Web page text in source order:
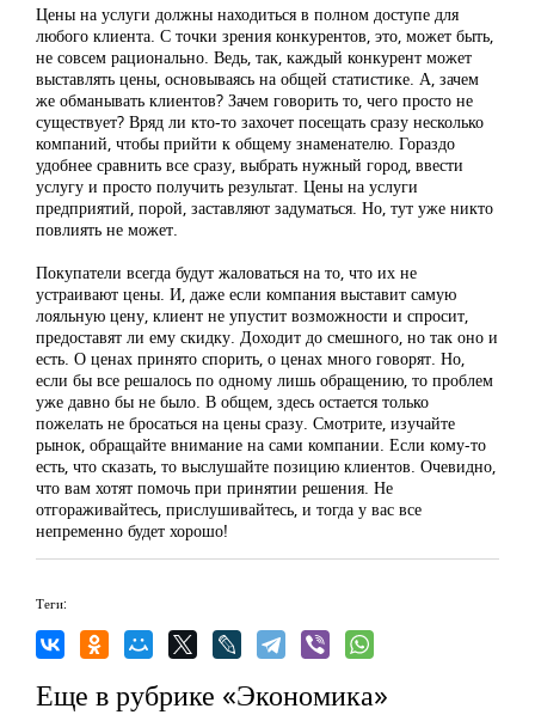
Цены на услуги должны находиться в полном доступе для
любого клиента. С точки зрения конкурентов, это, может быть,
не совсем рационально. Ведь, так, каждый конкурент может
выставлять цены, основываясь на общей статистике. А, зачем
же обманывать клиентов? Зачем говорить то, чего просто не
существует? Вряд ли кто-то захочет посещать сразу несколько
компаний, чтобы прийти к общему знаменателю. Гораздо
удобнее сравнить все сразу, выбрать нужный город, ввести
услугу и просто получить результат. Цены на услуги
предприятий, порой, заставляют задуматься. Но, тут уже никто
повлиять не может.
Покупатели всегда будут жаловаться на то, что их не
устраивают цены. И, даже если компания выставит самую
лояльную цену, клиент не упустит возможности и спросит,
предоставят ли ему скидку. Доходит до смешного, но так оно и
есть. О ценах принято спорить, о ценах много говорят. Но,
если бы все решалось по одному лишь обращению, то проблем
уже давно бы не было. В общем, здесь остается только
пожелать не бросаться на цены сразу. Смотрите, изучайте
рынок, обращайте внимание на сами компании. Если кому-то
есть, что сказать, то выслушайте позицию клиентов. Очевидно,
что вам хотят помочь при принятии решения. Не
отгораживайтесь, прислушивайтесь, и тогда у вас все
непременно будет хорошо!
Теги:
Еще в рубрике «Экономика»